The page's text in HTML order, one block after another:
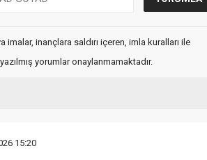
inançlara saldırı içeren, imla kuralları ile
yorumlar onaylanmamaktadır.
15:20